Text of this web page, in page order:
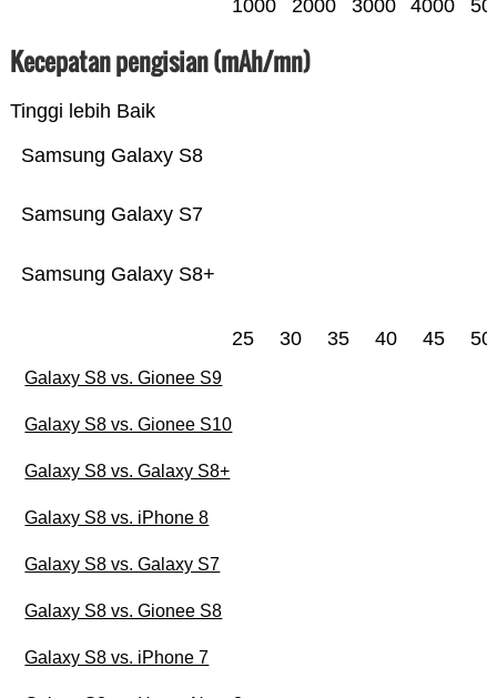
1000 2000 3000 4000
Kecepatan pengisian (mAh/mn)
Tinggi lebih Baik
Samsung Galaxy S8+
Samsung Galaxy S7
Samsung Galaxy S8
25 30 35 40 45 50
Galaxy S8 vs. Gionee S9
Galaxy S8 vs. Gionee S10
Galaxy S8 vs. Galaxy S8+
Galaxy S8 vs. iPhone 8
Galaxy S8 vs. Galaxy S7
Galaxy S8 vs. Gionee S8
Galaxy S8 vs. iPhone 7